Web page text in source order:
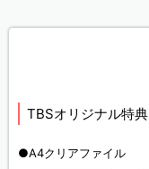
TBSオリジナル特典
●A4クリアファイル